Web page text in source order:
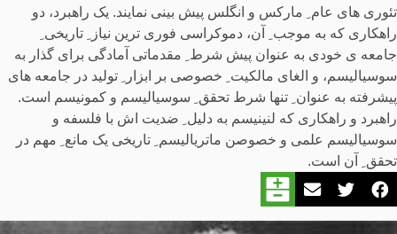
تئوری های عام ِ مارکس و انگلس پیش بینی نمایند. یک راهبرد، دو
راهکاری که به موجب ِ آن، دموکراسی فوری ترین نیاز ِ تاریخی ِ
جامعه ی خودی به عنوان پیش شرط ِ مقدماتی آمادگی برای گذار به
سوسیالیسم، و الغای مالکیت ِ خصوصی بر ابزار ِ تولید در جامعه های
پیشرفته به عنوان ِ تنها شرط تحقق ِ سوسیالیسم و کمونیسم است.
راهبرد و راهکاری که لنینیسم به دلیل ِ ضدیت اش با فلسفه و
سوسیالیسم علمی و خصوصن ماتریالیسم ِ تاریخی یک مانع ِ مهم در
تحقق ِ آن است.